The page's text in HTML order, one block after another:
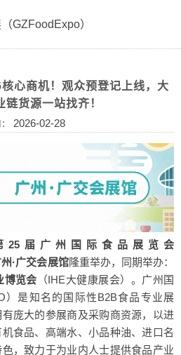
GZFoodExpo）
心商机！观众预登记上线，大
链货源一站找齐！
2026-02-28
25届广州国际食品展览会
·广交会展馆隆重举办，同期举办：
博览会 （IHE大健康展会） 。广州国
）是知名的国际性B2B食品专业展
庞大的参展商及采购商资源，以进
食品、高端水、小品种油、进口名
，致力于为业内人士提供食品产业